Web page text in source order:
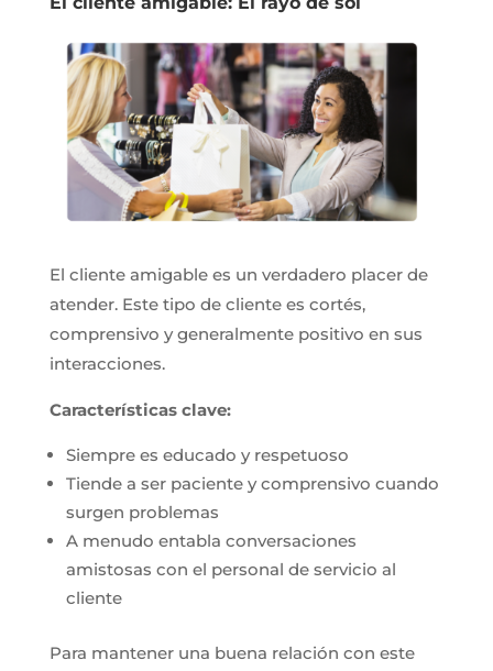
El cliente amigable es un verdadero placer de
atender. Este tipo de cliente es cortés,
comprensivo y generalmente positivo en sus
interacciones.
Características clave:
Siempre es educado y respetuoso
Tiende a ser paciente y comprensivo cuando
surgen problemas
A menudo entabla conversaciones
amistosas con el personal de servicio al
cliente
Para mantener una buena relación con este